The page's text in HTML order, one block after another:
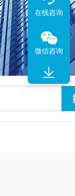
在线咨询
微信咨询